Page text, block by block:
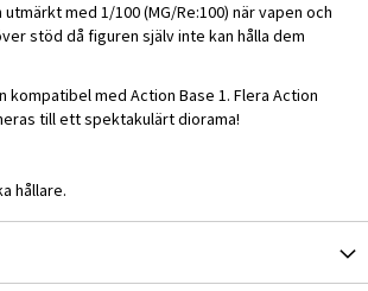
med 1/100 (MG/Re:100) när vapen och
stöd då figuren själv inte kan hålla dem
kompatibel med Action Base 1. Flera Action
till ett spektakulärt diorama!
hållare.